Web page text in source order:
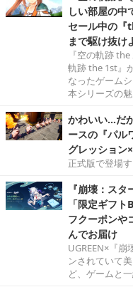
しい部屋の中
セール中の『
まで駆け抜け
『空の軌跡
軌跡 the 1st』
なったゲーム
本シリーズの魅
かわいい…だ
ースの『パル
グレッション
正式版で登場
『崩壊：ス
「限定ギフ
フクーポンや
んでお届け
UGREEN×『
ンされていて
ど、ゲームと